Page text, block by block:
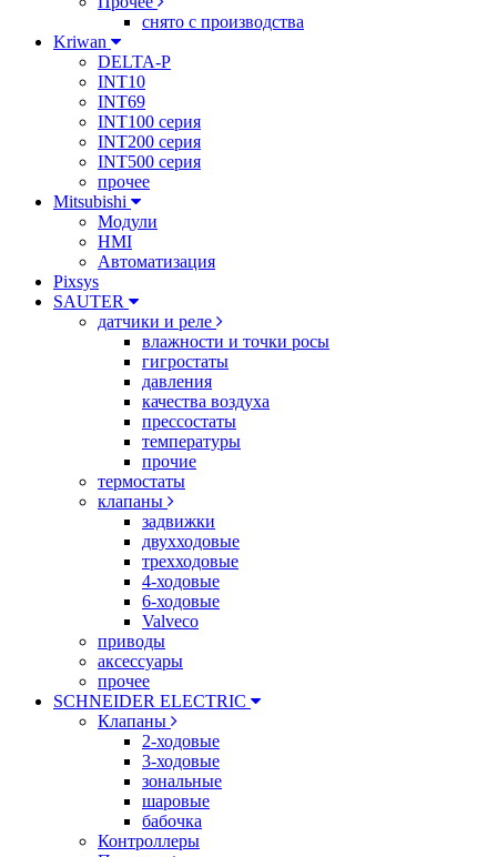
снято с производства
Kriwan
DELTA-P
INT10
INT69
INT100 серия
INT200 серия
INT500 серия
прочее
Mitsubishi
Модули
HMI
Автоматизация
Pixsys
SAUTER
датчики и реле
влажности и точки росы
гигростаты
давления
качества воздуха
прессостаты
температуры
прочие
термостаты
клапаны
задвижки
двухходовые
трехходовые
4-ходовые
6-ходовые
Valveco
приводы
аксессуары
прочее
SCHNEIDER ELECTRIC
Клапаны
2-ходовые
3-ходовые
зональные
шаровые
бабочка
Контроллеры